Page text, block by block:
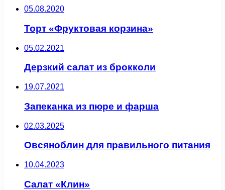
05.08.2020
Торт «Фруктовая корзина»
05.02.2021
Дерзкий салат из брокколи
19.07.2021
Запеканка из пюре и фарша
02.03.2025
Овсяноблин для правильного питания
10.04.2023
Салат «Клин»